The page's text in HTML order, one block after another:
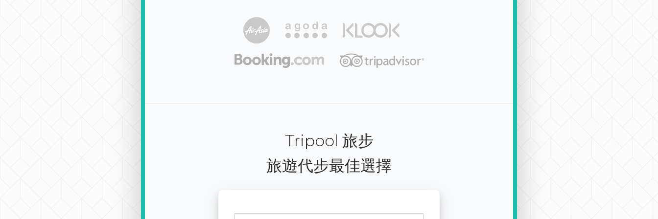
Tripool 旅步
旅遊代步最佳選擇